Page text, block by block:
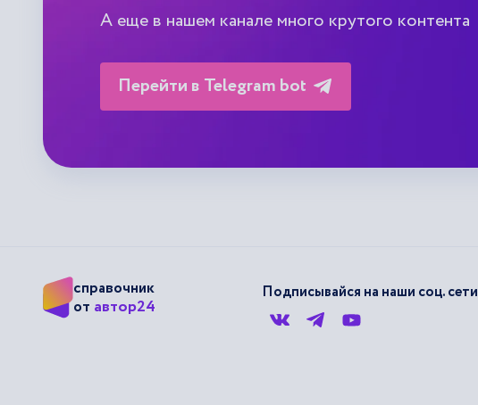
А еще в нашем канале много крутого контента
Перейти в Telegram bot
справочник
от автор24
Подписывайся на наши соц. сети